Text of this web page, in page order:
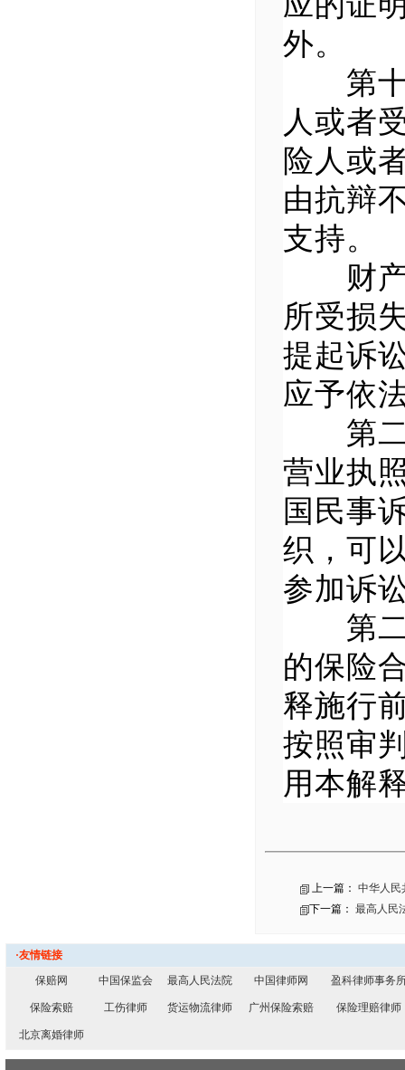
外。
第十
人或者
险人或
由抗辩
支持。
财产
所受损
提起诉
应予依
第二
营业执
国民事
织，可
参加诉
第二
的保险
释施行
按照审
用本解
上一篇： 中华人民
下一篇： 最高人民
·友情链接
保赔网
中国保监会 最高人民法院 中国律师网 盈科律师事务
保险索赔 工伤律师 货运物流律师 广州保险索赔 保险理赔律师
北京离婚律师